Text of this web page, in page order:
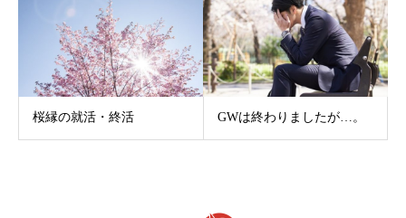
桜縁の就活・終活 GWは終わりましたが…。